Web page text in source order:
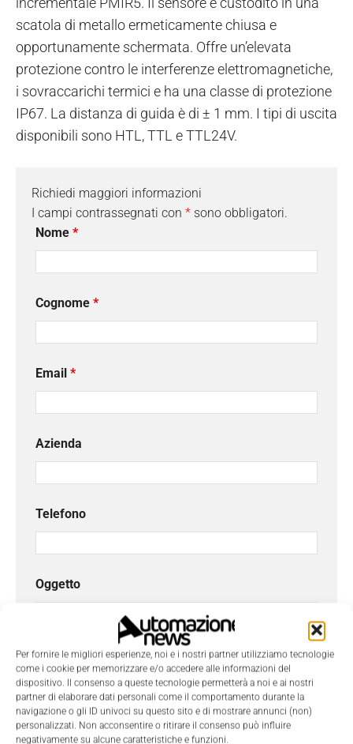
Per fornire le migliori esperienze, noi e i nostri partner utilizziamo tecnologie
come i cookie per memorizzare e/o accedere alle informazioni del
dispositivo. Il consenso a queste tecnologie permetterà a noi e ai nostri
partner di elaborare dati personali come il comportamento durante la
navigazione o gli ID univoci su questo sito e di mostrare annunci (non)
personalizzati. Non acconsentire o ritirare il consenso può influire
negativamente su alcune caratteristiche e funzioni.
scatola di metallo ermeticamente chiusa e
opportunamente schermata. Offre un’elevata
protezione contro le interferenze elettromagnetiche,
i sovraccarichi termici e ha una classe di protezione
IP67. La distanza di guida è di ± 1 mm. I tipi di uscita
disponibili sono HTL, TTL e TTL24V.
Richiedi maggiori informazioni
I campi contrassegnati con * sono obbligatori.
Nome *
Cognome *
Email *
Azienda
Telefono
Oggetto
Messaggio*